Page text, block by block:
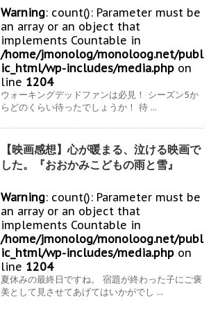
Warning: count(): Parameter must be
an array or an object that
implements Countable in
/home/jmonolog/monoloog.net/publ
ic_html/wp-includes/media.php on
line 1204
ウォーキングデッドファンは必見！ シーズン5か
らどのくらい待ったでしょうか！ 待 ...
【映画感想】心が暖まる、泣ける映画で
した。『おおかみこどもの雨と雪』
Warning: count(): Parameter must be
an array or an object that
implements Countable in
/home/jmonolog/monoloog.net/publ
ic_html/wp-includes/media.php on
line 1204
夏休みの最終日ですね。 宿題が終わった子にご褒
美として見させてあげてはいかがでし ...